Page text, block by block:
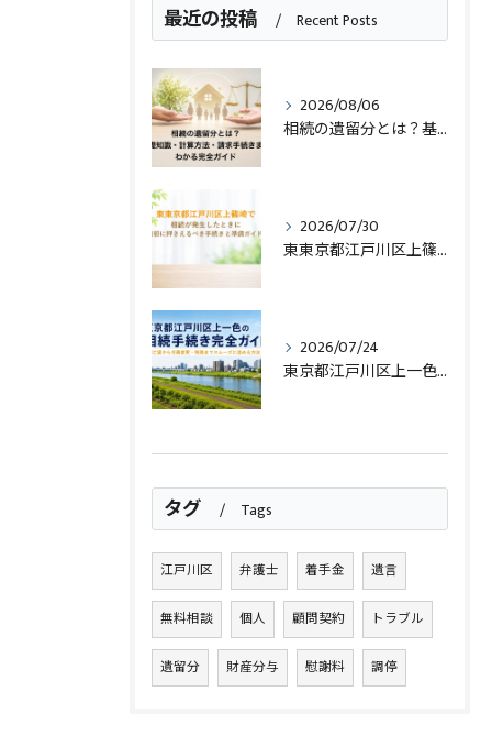
最近の投稿 Recent Posts
2026/08/06
相続の遺留分とは？基礎知識・計算方法・請求手続きまでわかる完全ガイド
2026/07/30
東東京都江戸川区上篠崎で相続が発生したときに最初に押さえるべき手続きと準備ガイド
2026/07/24
東京都江戸川区上一色の相続手続き完全ガイド｜死亡届から名義変更・税務までスムーズに進める方法
タグ Tags
江戸川区 弁護士 着手金 遺言
無料相談 個人 顧問契約 トラブル
遺留分 財産分与 慰謝料 調停